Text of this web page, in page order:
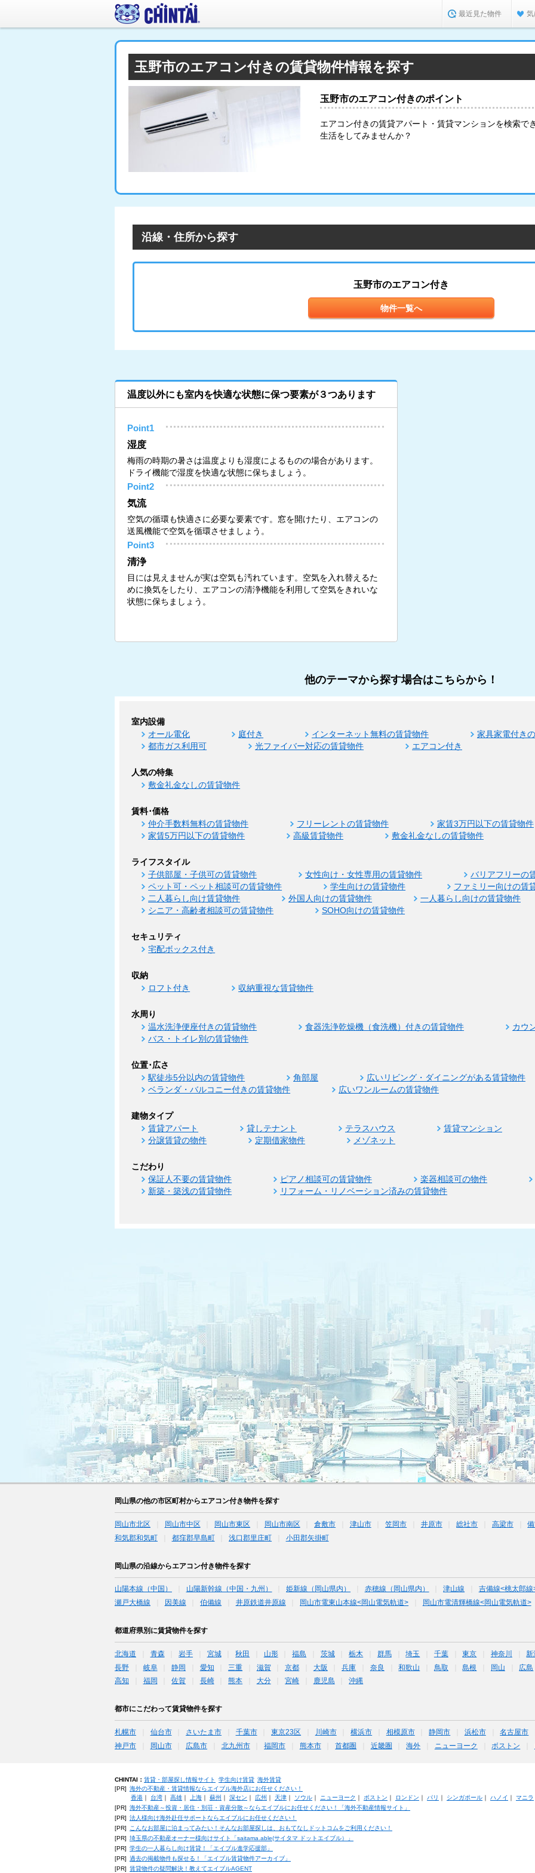
最近見た物件 気
玉野市のエアコン付きの賃貸物件情報を探す
玉野市のエアコン付きのポイント
エアコン付きの賃貸アパート・賃貸マンションを検索で
生活をしてみませんか？
沿線・住所から探す
玉野市のエアコン付き
物件一覧へ
温度以外にも室内を快適な状態に保つ要素が３つあります
Point1
湿度
梅雨の時期の暑さは温度よりも湿度によるものの場合があります。
ドライ機能で湿度を快適な状態に保ちましょう。
Point2
気流
空気の循環も快適さに必要な要素です。窓を開けたり、エアコンの
送風機能で空気を循環させましょう。
Point3
清浄
目には見えませんが実は空気も汚れています。空気を入れ替えるた
めに換気をしたり、エアコンの清浄機能を利用して空気をきれいな
状態に保ちましょう。
他のテーマから探す場合はこちらから！
室内設備
オール電化 庭付き インターネット無料の賃貸物件
家具家電付き
都市ガス利用可
光ファイバー対応の賃貸物件 エアコン付き
人気の特集
敷金礼金なしの賃貸物件
賃料･価格
仲介手数料無料の賃貸物件 フリーレントの賃貸物件
家賃3万円以下の賃貸物件
家賃5万円以下の賃貸物件
高級賃貸物件 敷金礼金なしの賃貸物件
ライフスタイル
子供部屋・子供可の賃貸物件 女性向け・女性専用の賃貸物件
バリアフリーの
ペット可・ペット相談可の賃貸物件
学生向けの賃貸物件 ファミリー向けの賃
二人暮らし向け賃貸物件
外国人向けの賃貸物件
一人暮らし向けの賃貸物件
シニア・高齢者相談可の賃貸物件
SOHO向けの賃貸物件
セキュリティ
宅配ボックス付き
収納
ロフト付き 収納重視な賃貸物件
水周り
温水洗浄便座付きの賃貸物件 食器洗浄乾燥機（食洗機）付きの賃貸物件
カウ
バス・トイレ別の賃貸物件
位置･広さ
駅徒歩5分以内の賃貸物件 角部屋 広いリビング・ダイニングがある賃貸物件
ベランダ・バルコニー付きの賃貸物件
広いワンルームの賃貸物件
建物タイプ
賃貸アパート 貸しテナント テラスハウス 賃貸マンション
分譲賃貸の物件
定期借家物件 メゾネット
こだわり
保証人不要の賃貸物件 ピアノ相談可の賃貸物件 楽器相談可の物件
新築・築浅の賃貸物件
リフォーム・リノベーション済みの賃貸物件
岡山県の他の市区町村からエアコン付き物件を探す
岡山市北区 岡山市中区 岡山市東区 岡山市南区 倉敷市 津山市 笠岡市 井原市 総社市 高梁市
和気郡和気町
都窪郡早島町 浅口郡里庄町 小田郡矢掛町
岡山県の沿線からエアコン付き物件を探す
山陽本線（中国） 山陽新幹線（中国・九州） 姫新線（岡山県内） 赤穂線（岡山県内） 津山線 吉備線<桃太郎線
瀬戸大橋線
因美線 伯備線 井原鉄道井原線 岡山市電東山本線<岡山電気軌道> 岡山市電清輝橋線<岡山電気軌道>
都道府県別に賃貸物件を探す
北海道 青森 岩手 宮城 秋田 山形 福島 茨城 栃木 群馬 埼玉 千葉 東京 神奈川 新
長野
岐阜 静岡 愛知 三重 滋賀 京都 大阪 兵庫 奈良 和歌山 鳥取 島根 岡山 広島
高知
福岡 佐賀 長崎 熊本 大分 宮崎 鹿児島 沖縄
都市にこだわって賃貸物件を探す
札幌市 仙台市 さいたま市 千葉市 東京23区 川崎市 横浜市 相模原市 静岡市 浜松市 名古屋市
神戸市
岡山市 広島市 北九州市 福岡市 熊本市 首都圏 近畿圏 海外 ニューヨーク ボストン
CHINTAI： 賃貸・部屋探し情報サイト 学生向け賃貸 海外賃貸
[PR] 海外の不動産・賃貸情報ならエイブル海外店にお任せください！
香港｜ 台湾｜ 高雄｜ 上海｜ 蘇州 ｜ 深セン ｜ 広州 ｜ 天津｜ ソウル｜ ニューヨーク ｜ ボストン ｜ ロンドン ｜ パリ ｜ シンガポール｜ ハノイ ｜ マニラ
[PR] 海外不動産～投資・居住・別荘・資産分散～ならエイブルにお任せください！「海外不動産情報サイト」
[PR] 法人様向け海外赴任サポートならエイブルにお任せください！
[PR]
こんなお部屋に泊まってみたい！そんなお部屋探しは、おもてなしドットコムをご利用ください！
[PR] 埼玉県の不動産オーナー様向けサイト「saitama.able(サイタマ ドットエイブル）」
[PR] 学生の一人暮らし向け賃貸！「エイブル進学応援部」
[PR] 過去の掲載物件も探せる！「エイブル賃貸物件アーカイブ」
[PR] 賃貸物件の疑問解決！教えてエイブルAGENT